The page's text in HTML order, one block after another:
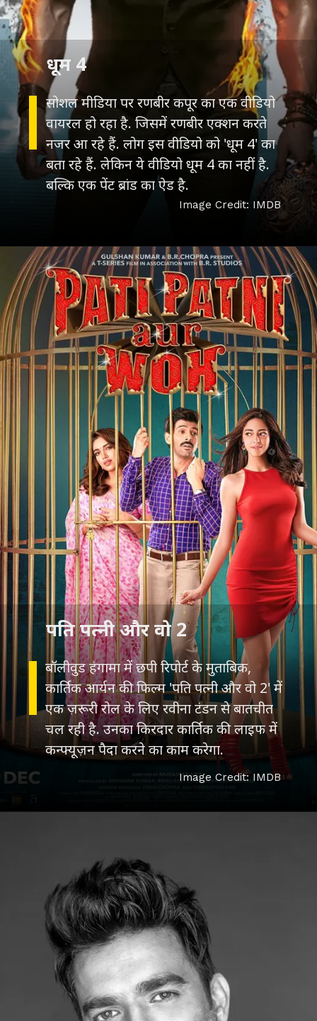
सोशल मीडिया पर रणबीर कपूर का एक वीडियो
वायरल हो रहा है. जिसमें रणबीर एक्शन करते
नजर आ रहे हैं. लोग इस वीडियो को 'धूम 4' का
बता रहे हैं. लेकिन ये वीडियो धूम 4 का नहीं है.
बल्कि एक पेंट ब्रांड का ऐड है.
धूम 4
बॉलीवुड हंगामा में छपी रिपोर्ट के मुताबिक,
कार्तिक आर्यन की फिल्म 'पति पत्नी और वो 2' में
एक ज़रूरी रोल के लिए रवीना टंडन से बातचीत
चल रही है. उनका किरदार कार्तिक की लाइफ में
कन्फ्यूज़न पैदा करने का काम करेगा.
पति पत्नी और वो 2
Image Credit: IMDB